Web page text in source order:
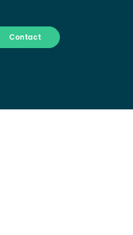
Contact